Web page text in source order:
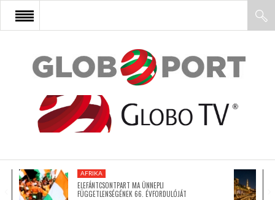
FŐOLDAL
AFRIKA
ÁZSIA
AFRIKA
ELEFÁNTCSONTPART MA ÜNNEPLI
FÜGGETLENSÉGÉNEK 66. ÉVFORDULÓJÁT